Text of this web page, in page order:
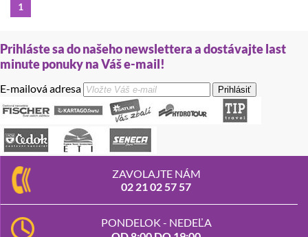
1
Prihláste sa do našeho newslettera a dostávajte last
minute ponuky na Váš e-mail!
E-mailová adresa Prihlásiť
ZAVOLAJTE NÁM
02 21 02 57 57
PONDELOK - NEDEĽA